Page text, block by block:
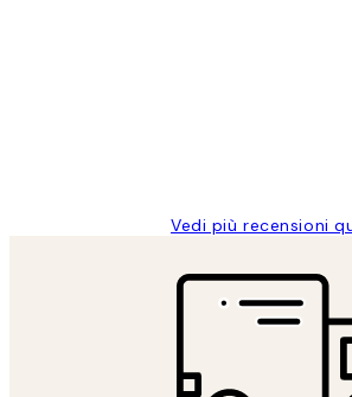
Vedi più recensioni